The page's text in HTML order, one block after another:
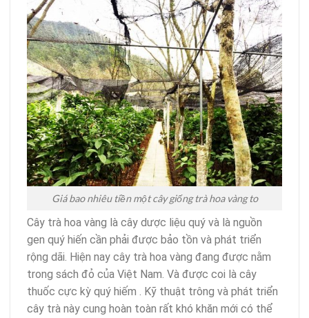
Giá bao nhiêu tiền một cây giống trà hoa vàng to
Cây trà hoa vàng là cây dược liệu quý và là nguồn
gen quý hiến cần phải được bảo tồn và phát triển
rộng dãi. Hiện nay cây trà hoa vàng đang được nằm
trong sách đỏ của Việt Nam. Và được coi là cây
thuốc cực kỳ quý hiếm . Kỹ thuật trông và phát triển
cây trà này cung hoàn toàn rất khó khăn mới có thể